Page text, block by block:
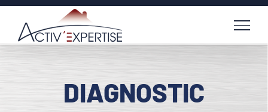
Passer
contenu
DIAGNOSTIC